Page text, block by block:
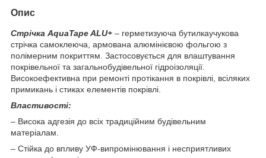
Опис
Стрічка AquaTape ALU+ – герметизуюча бутилкаучукова
стрічка самоклеюча, армована алюмінієвою фольгою з
полімерним покриттям. Застосовується для влаштування
покрівельної та загальнобудівельної гідроізоляції.
Високоефективна при ремонті протікання в покрівлі, всіляких
примикань і стиках елементів покрівлі.
Властивості:
– Висока адгезія до всіх традиційним будівельним
матеріалам.
– Стійка до впливу УФ-випромінювання і несприятливих